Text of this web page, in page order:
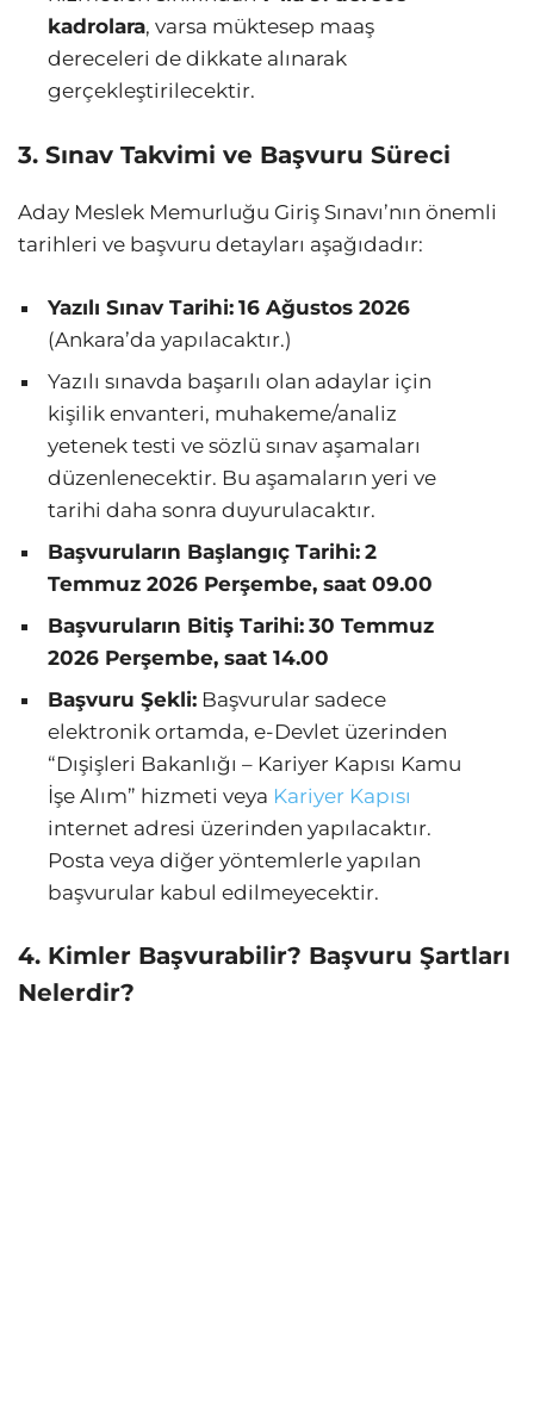
kadrolara, varsa müktesep maaş
dereceleri de dikkate alınarak
gerçekleştirilecektir.
3. Sınav Takvimi ve Başvuru Süreci
Aday Meslek Memurluğu Giriş Sınavı’nın önemli
tarihleri ve başvuru detayları aşağıdadır:
Yazılı Sınav Tarihi: 16 Ağustos 2026
(Ankara’da yapılacaktır.)
Yazılı sınavda başarılı olan adaylar için
kişilik envanteri, muhakeme/analiz
yetenek testi ve sözlü sınav aşamaları
düzenlenecektir. Bu aşamaların yeri ve
tarihi daha sonra duyurulacaktır.
Başvuruların Başlangıç Tarihi: 2
Temmuz 2026 Perşembe, saat 09.00
Başvuruların Bitiş Tarihi: 30 Temmuz
2026 Perşembe, saat 14.00
Başvuru Şekli: Başvurular sadece
elektronik ortamda, e-Devlet üzerinden
“Dışişleri Bakanlığı – Kariyer Kapısı Kamu
İşe Alım” hizmeti veya Kariyer Kapısı
internet adresi üzerinden yapılacaktır.
Posta veya diğer yöntemlerle yapılan
başvurular kabul edilmeyecektir.
4. Kimler Başvurabilir? Başvuru Şartları
Nelerdir?